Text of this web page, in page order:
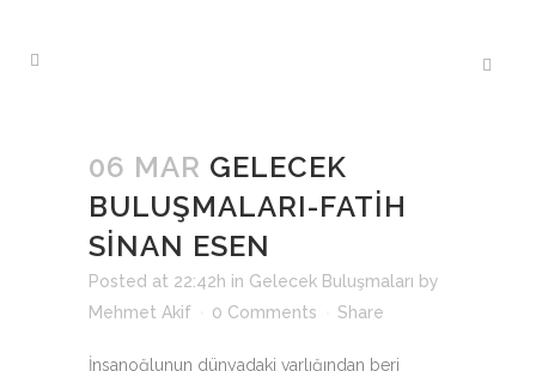
06 MAR GELECEK
BULUŞMALARI-FATİH
SİNAN ESEN
Posted at 22:42h in Gelecek Buluşmaları by
Mehmet Akif
0 Comments Share
İnsanoğlunun dünyadaki varlığından beri